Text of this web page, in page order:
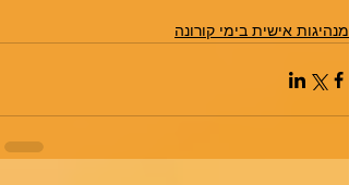
מנהיגות אישית בימי קורונה